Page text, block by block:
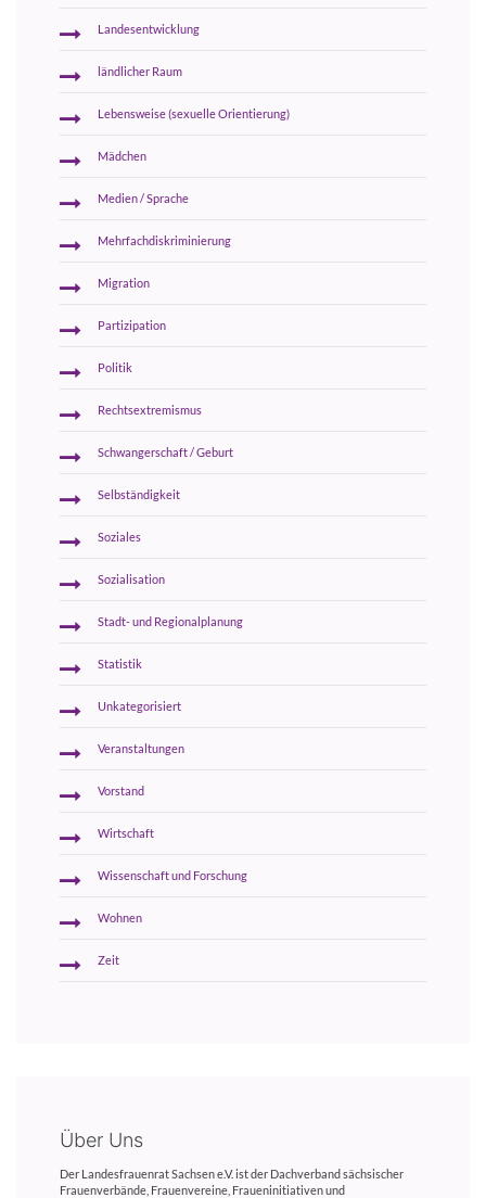
Landesentwicklung
ländlicher Raum
Lebensweise (sexuelle Orientierung)
Mädchen
Medien / Sprache
Mehrfachdiskriminierung
Migration
Partizipation
Politik
Rechtsextremismus
Schwangerschaft / Geburt
Selbständigkeit
Soziales
Sozialisation
Stadt- und Regionalplanung
Statistik
Unkategorisiert
Veranstaltungen
Vorstand
Wirtschaft
Wissenschaft und Forschung
Wohnen
Zeit
Über Uns
Der Landesfrauenrat Sachsen e.V. ist der Dachverband sächsischer
Frauenverbände, Frauenvereine, Fraueninitiativen und